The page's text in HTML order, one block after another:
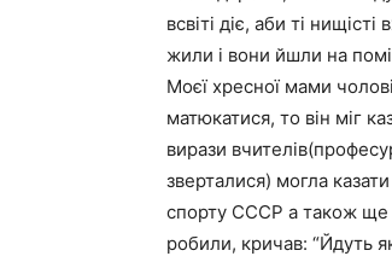
всвіті діє, аби ті
жили і вони йшли на
Моєї хресної мами
матюкатися, то він міг
вирази
зверталися) могла
спорту СССР а також ще
робили, кричав: “Йдуть